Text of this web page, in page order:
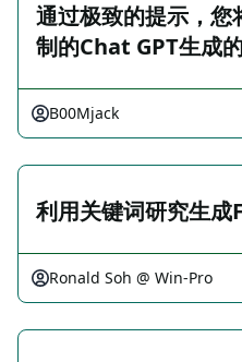
通过极致的提示，您
制的Chat GPT生成
B00Mjack
利用关键词研究生成
Ronald Soh @ Win-Pro